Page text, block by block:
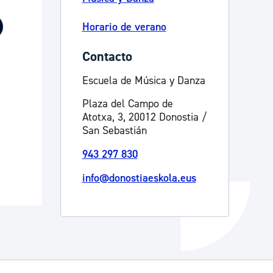
Catálogo de trámites
Horario de verano
Contacto
Escuela de Música y Danza
Plaza del Campo de
Atotxa, 3, 20012 Donostia /
San Sebastián
943 297 830
info@donostiaeskola.eus